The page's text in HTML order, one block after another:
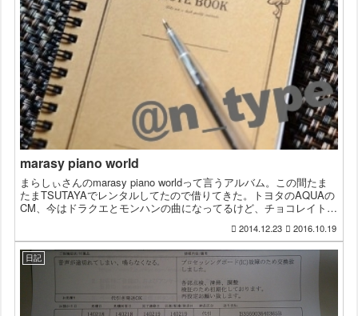
marasy piano world
まらしぃさんのmarasy piano worldって言うアルバム。この間たま
たまTSUTAYAでレンタルしてたので借りてきた。トヨタのAQUAの
CM、今はドラクエとモンハンの曲になってるけど、チョコレイト・
2014.12.23 2016.10.19
日記